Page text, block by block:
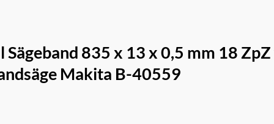
Sägeband 835 x 13 x 0,5 mm 18
Makita B-40559